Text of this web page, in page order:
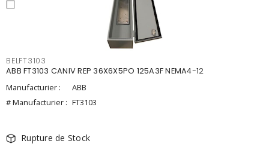
BELFT3103
ABB FT3103 CANIV REP 36X6X5PO 125A3F NEMA4-12
Manufacturier :
ABB
# Manufacturier : FT3103
Rupture de Stock